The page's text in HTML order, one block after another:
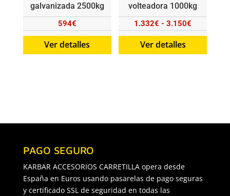
galvanizada 2500kg
594€
Ver detalles
volteadora 1000kg
1.332€ - 3.150€
de
Ver detalles
PAGO SEGURO
KARBAR ACCESORIOS CARRETILLA opera desde
España en Euros usando pasarelas de pago seguras
y certificado SSL de seguridad en todas las